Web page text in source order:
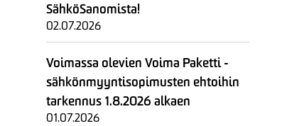
SähköSanomista!
02.07.2026
Voimassa olevien Voima Paketti -
sähkönmyyntisopimusten ehtoihin
tarkennus 1.8.2026 alkaen
01.07.2026